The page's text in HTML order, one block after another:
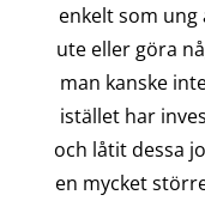
enkelt som ung
ute eller göra
man kanske
istället har
och låtit dessa
en mycket